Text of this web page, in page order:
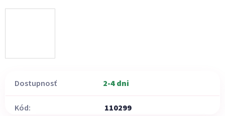
Dostupnosť 2-4 dni
Kód: 110299